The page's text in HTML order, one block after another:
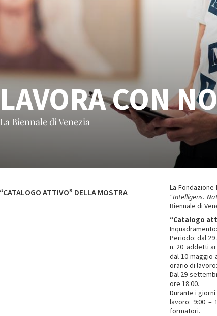
LAVORA CON
La Biennale di Venezia
“CATALOGO ATTIVO” DELLA MOSTRA
La
“Intelligens.
Biennale di
“Catalogo
Periodo: dal
n. 20 addetti
dal 10 maggio
orario di
Dal 29
ore 18.00.
Durante i
lavoro: 9:00 –
formatori.